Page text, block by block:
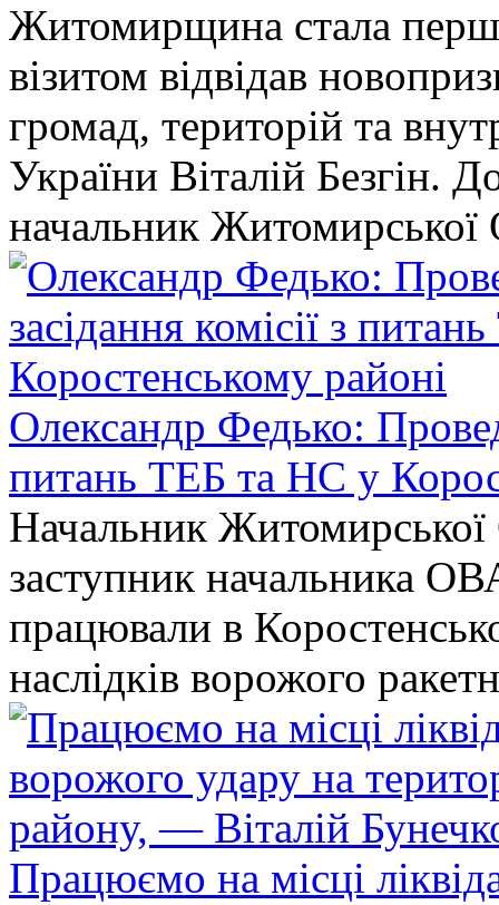
Житомирщина стала
візитом відвідав
громад, територій та
України Віталій Безгін.
начальник
Олександр Федько:
питань ТЕБ та НС у
Начальник
заступник начальника
працювали в
наслідків ворожого
Працюємо на місці